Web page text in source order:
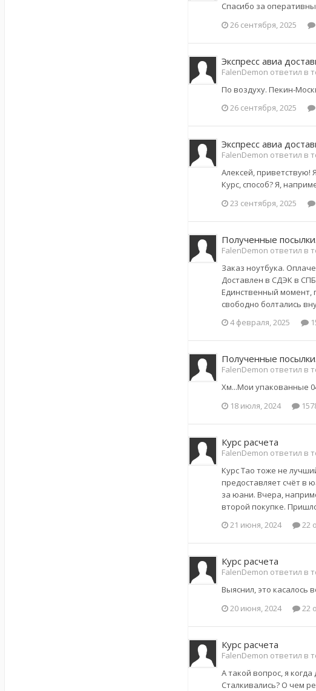
Спасибо за
26 сентября, 2025
Экспресс авиа
FalenDemon ответил в
По воздуху. Пекин-
26 сентября, 2025
Экспресс авиа
FalenDemon ответил в
Алексей, приветствую!
Курс, способ? Я,
23 сентября, 2025
Полученные
FalenDemon ответил в
Заказ ноутбука.
Доставлен в СДЭК в
Единственный момент,
свободно болтались
4 февраля, 2025
Полученные
FalenDemon ответил в
Хм...Мои упакованные
18 июля, 2024
Курс расчета
FalenDemon ответил в
Курс Тао тоже не
предоставляет счёт в
за юани. Вчера,
второй покупке.
21 июня, 2024
22
Курс расчета
FalenDemon ответил в
Выяснил, это касалось
20 июня, 2024
22
Курс расчета
FalenDemon ответил в
А такой вопрос, я
Сталкивались? О чем